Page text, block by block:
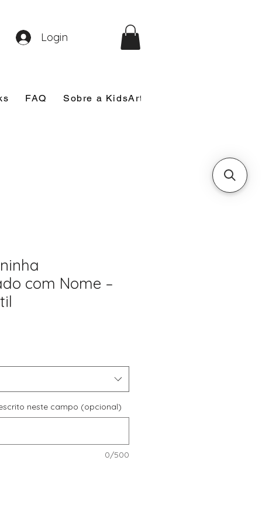
FAQ Sobre a KidsArt
Login
com Nome –
neste campo (opcional)
0/500